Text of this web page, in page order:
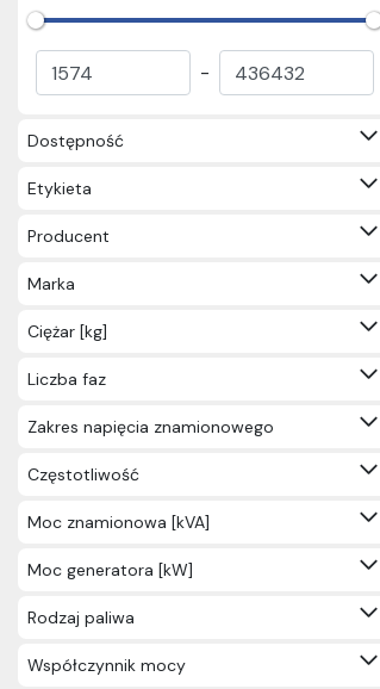
(431)
Osprzęt RTV, SAT, CATV, LTE
Prostowniki (1)
Agregaty (53)
Elektronarzędzia, narzędzia, mierniki
DYMO (1468)
Pozostałe (709)
-
Dostępność
Etykieta
Producent
Marka
Ciężar [kg]
Liczba faz
Zakres napięcia znamionowego
Częstotliwość
Moc znamionowa [kVA]
Moc generatora [kW]
Rodzaj paliwa
Współczynnik mocy